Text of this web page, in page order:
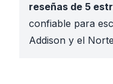
reseñas de 5
confiable para
Addison y el